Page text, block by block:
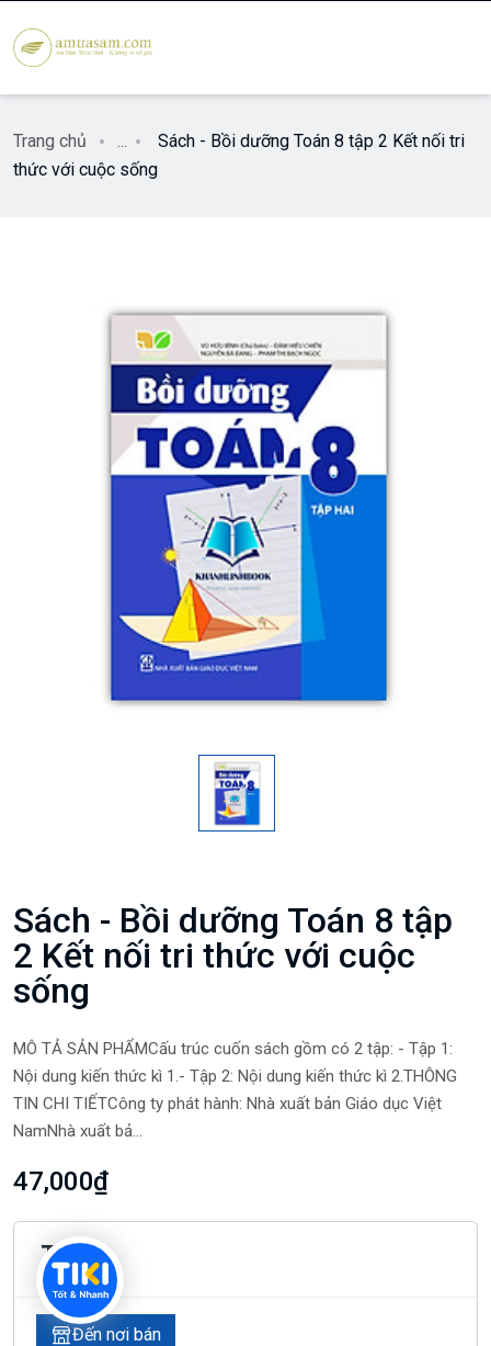
Trang chủ ...
Sách - Bồi dưỡng Toán 8 tập 2 Kết nối tri
thức với cuộc sống
Sách - Bồi dưỡng Toán 8 tập
2 Kết nối tri thức với cuộc
sống
MÔ TẢ SẢN PHẨMCấu trúc cuốn sách gồm có 2 tập: - Tập 1:
Nội dung kiến thức kì 1.- Tập 2: Nội dung kiến thức kì 2.THÔNG
TIN CHI TIẾTCông ty phát hành: Nhà xuất bản Giáo dục Việt
NamNhà xuất bả...
47,000₫
Tiki
Đến nơi bán